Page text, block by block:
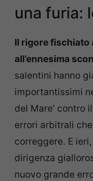
una furia:
Il rigore fischiato
all’ennesima
salentini hanno
importantissimi
del Mare’ contro
errori arbitrali
correggere. E
dirigenza
nuovo grande